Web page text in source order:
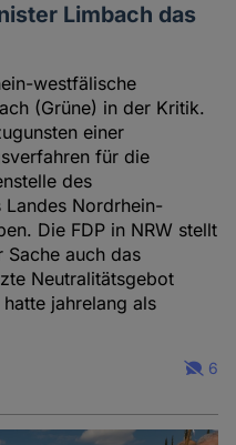
Limbach das
westfälische
(Grüne) in der Kritik.
einer
für die
des
Nordrhein-
Die FDP in NRW stellt
Sache auch das
Neutralitätsgebot
jahrelang als
6